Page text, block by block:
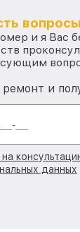
и я Вас
и
на
данных